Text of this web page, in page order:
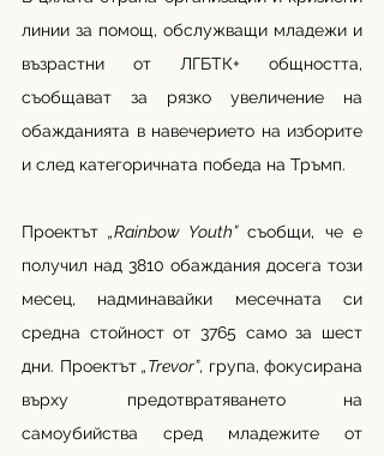
линии за помощ, обслужващи младежи и
възрастни от ЛГБТК+ общността,
съобщават за рязко увеличение на
обажданията в навечерието на изборите
и след категоричната победа на Тръмп.
Проектът „Rainbow Youth” съобщи, че е
получил над 3810 обаждания досега този
месец, надминавайки месечната си
средна стойност от 3765 само за шест
дни. Проектът „Trevor”, група, фокусирана
върху предотвратяването на
самоубийства сред младежите от